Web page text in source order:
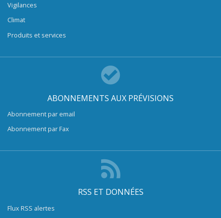
Vigilances
Climat
Produits et services
ABONNEMENTS AUX PRÉVISIONS
Abonnement par email
Abonnement par Fax
RSS ET DONNÉES
Flux RSS alertes